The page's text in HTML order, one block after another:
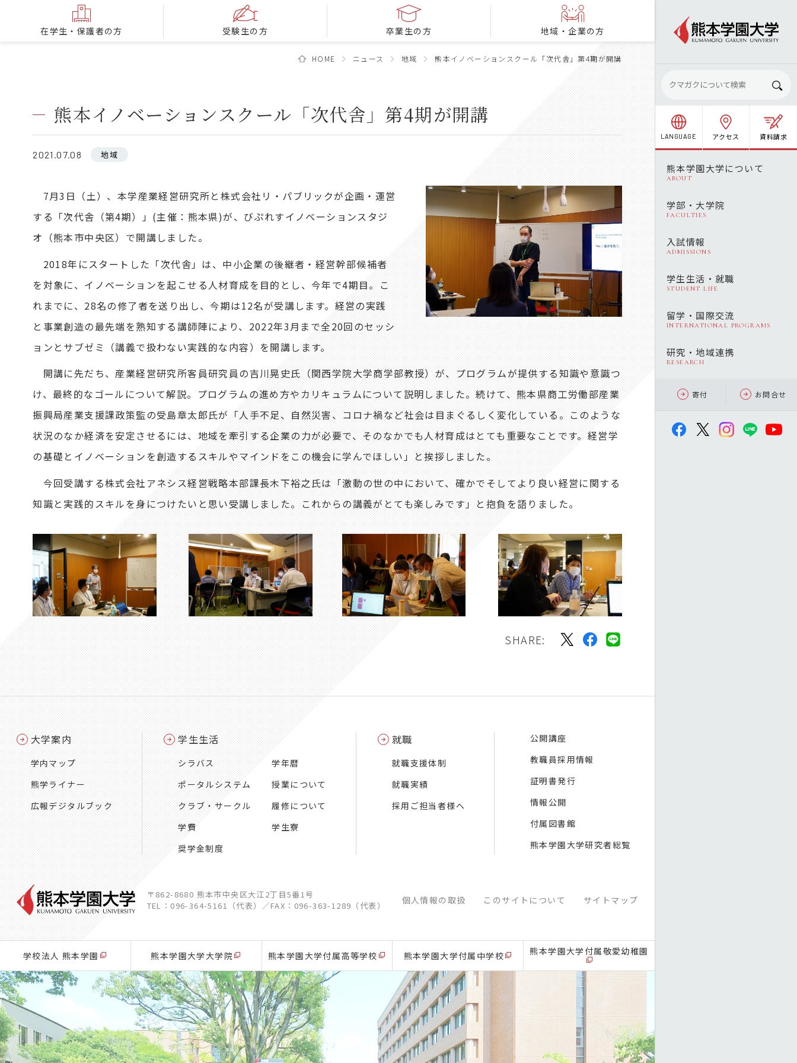
在学生・保護者の方 受験生の方 卒業生の方 地域・企業の方
LANGUAGE アクセス 資料請求
熊本学園大学について
ABOUT
学部・大学院
FACULTIES
入試情報
ADMISSIONS
学生生活・就職
STUDENT LIFE
留学・国際交流
INTERNATIONAL PROGRAMS
研究・地域連携
RESEARCH
寄付 お問合せ
HOME ニュース 地域 熊本イノベーションスクール「次代舎」第4期が開講
熊本イノベーションスクール「次代舎」第4期が開講
地域
2021.07.08
7月3日（土）、本学産業経営研究所と株式会社リ・パブリックが企画・運営
する「次代舎（第4期）」(主催：熊本県)が、びぷれすイノベーションスタジ
オ（熊本市中央区）で開講しました。
2018年にスタートした「次代舎」は、中小企業の後継者・経営幹部候補者
を対象に、イノベーションを起こせる人材育成を目的とし、今年で4期目。こ
れまでに、28名の修了者を送り出し、今期は12名が受講します。経営の実践
と事業創造の最先端を熟知する講師陣により、2022年3月まで全20回のセッシ
ョンとサブゼミ（講義で扱わない実践的な内容）を開講します。
開講に先だち、産業経営研究所客員研究員の吉川晃史氏（関西学院大学商学部教授）が、プログラムが提供する知識や意識つ
け、最終的なゴールについて解説。プログラムの進め方やカリキュラムについて説明しました。続けて、熊本県商工労働部産業
振興局産業支援課政策監の受島章太郎氏が「人手不足、自然災害、コロナ禍など社会は目まぐるしく変化している。このような
状況のなか経済を安定させるには、地域を牽引する企業の力が必要で、そのなかでも人材育成はとても重要なことです。経営学
の基礎とイノベーションを創造するスキルやマインドをこの機会に学んでほしい」と挨拶しました。
今回受講する株式会社アネシス経営戦略本部課長木下裕之氏は「激動の世の中において、確かでそしてより良い経営に関する
知識と実践的スキルを身につけたいと思い受講しました。これからの講義がとても楽しみです」と抱負を語りました。
SHARE:
大学案内
学内マップ
熊学ライナー
広報デジタルブック
学生生活
シラバス
ポータルシステム
クラブ・サークル
学費
奨学金制度
学年暦
授業について
履修について
学生寮
就職
就職支援体制
就職実績
採用ご担当者様へ
公開講座
教職員採用情報
証明書発行
情報公開
付属図書館
熊本学園大学研究者総覧
〒862-8680 熊本市中央区大江2丁目5番1号
TEL：096-364-5161（代表） ／FAX：096-363-1289（代表） 個人情報の取扱 このサイトについて サイトマップ
学校法人 熊本学園 熊本学園大学大学院 熊本学園大学付属高等学校 熊本学園大学付属中学校 熊本学園大学付属敬愛幼稚園